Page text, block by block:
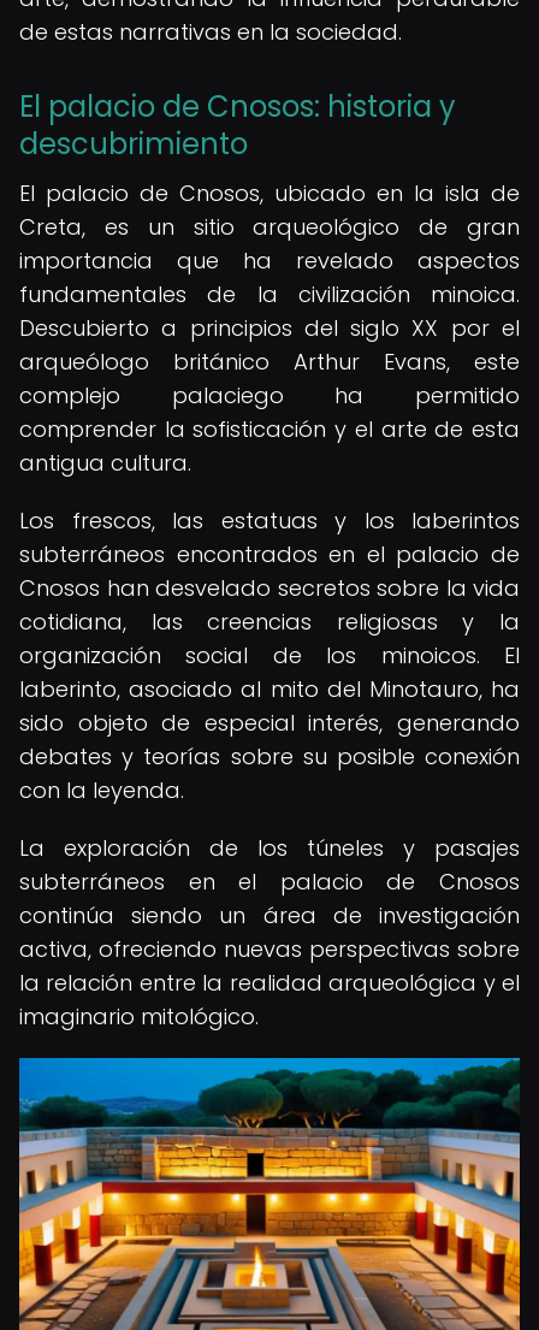
de estas narrativas en la sociedad.
El palacio de Cnosos: historia y
descubrimiento
El palacio de Cnosos, ubicado en la isla de
Creta, es un sitio arqueológico de gran
importancia que ha revelado aspectos
fundamentales de la civilización minoica.
Descubierto a principios del siglo XX por el
arqueólogo británico Arthur Evans, este
complejo palaciego ha permitido
comprender la sofisticación y el arte de esta
antigua cultura.
Los frescos, las estatuas y los laberintos
subterráneos encontrados en el palacio de
Cnosos han desvelado secretos sobre la vida
cotidiana, las creencias religiosas y la
organización social de los minoicos. El
laberinto, asociado al mito del Minotauro, ha
sido objeto de especial interés, generando
debates y teorías sobre su posible conexión
con la leyenda.
La exploración de los túneles y pasajes
subterráneos en el palacio de Cnosos
continúa siendo un área de investigación
activa, ofreciendo nuevas perspectivas sobre
la relación entre la realidad arqueológica y el
imaginario mitológico.